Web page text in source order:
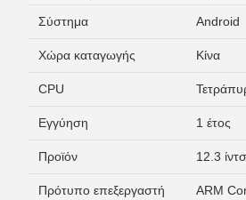
Σύστημα Android
Χώρα καταγωγής Κίνα
CPU
Εγγύηση 1 έτος
Προϊόν 12.3
Πρότυπο επεξεργαστή ARM